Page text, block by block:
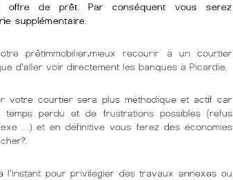
offre de prêt. Par conséquent vous serez
supplémentaire.
prêtimmobilier,mieux recourir à un courtier
d'aller voir directement les banques à Picardie.
votre courtier sera plus méthodique et actif car
perdu et de frustrations possibles (refus
…) et en définitive vous ferez des économies
l'instant pour privilégier des travaux annexes ou